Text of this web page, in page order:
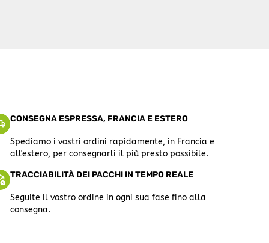
CONSEGNA ESPRESSA, FRANCIA E ESTERO
Spediamo i vostri ordini rapidamente, in Francia e
all'estero, per consegnarli il più presto possibile.
TRACCIABILITÀ DEI PACCHI IN TEMPO REALE
Seguite il vostro ordine in ogni sua fase fino alla
consegna.